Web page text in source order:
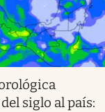
siglo al país: